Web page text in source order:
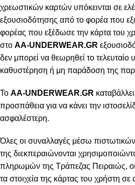
χρεωστικών καρτών υπόκεινται σε
εξουσιοδότησης από το φορέα που
φορέας που εξέδωσε την κάρτα του
στο AA-UNDERWEAR.GR
δεν μπορεί να θεωρηθεί το τελευταίο
καθυστέρηση ή μη παράδοση της
Το AA-UNDERWEAR.GR
προσπάθεια για να κάνει την
ασφαλέστερη.
Όλες οι συναλλαγές μέσω
της διεκπεραιώνονται
πληρωμών της Τράπεζας Πειραιώς,
τα στοιχεία της κάρτας του χρήστη